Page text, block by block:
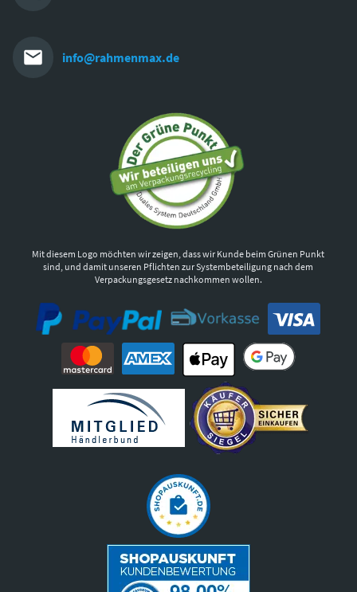
info@rahmenmax.de
Mit diesem Logo möchten wir zeigen, dass wir Kunde beim Grünen Punkt
sind, und damit unseren Pflichten zur Systembeteiligung nach dem
Verpackungsgesetz nachkommen wollen.